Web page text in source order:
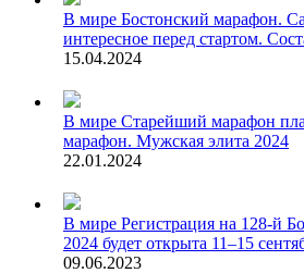
В мире Бостонский марафон.
интересное перед стартом.
15.04.2024
В мире Старейший марафон
марафон. Мужская элита 2024
22.01.2024
В мире Регистрация на 128-й
2024 будет открыта 11–15
09.06.2023